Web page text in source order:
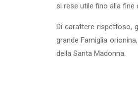
si rese utile fino alla
Di carattere rispettoso,
grande Famiglia
della Santa Madonna.